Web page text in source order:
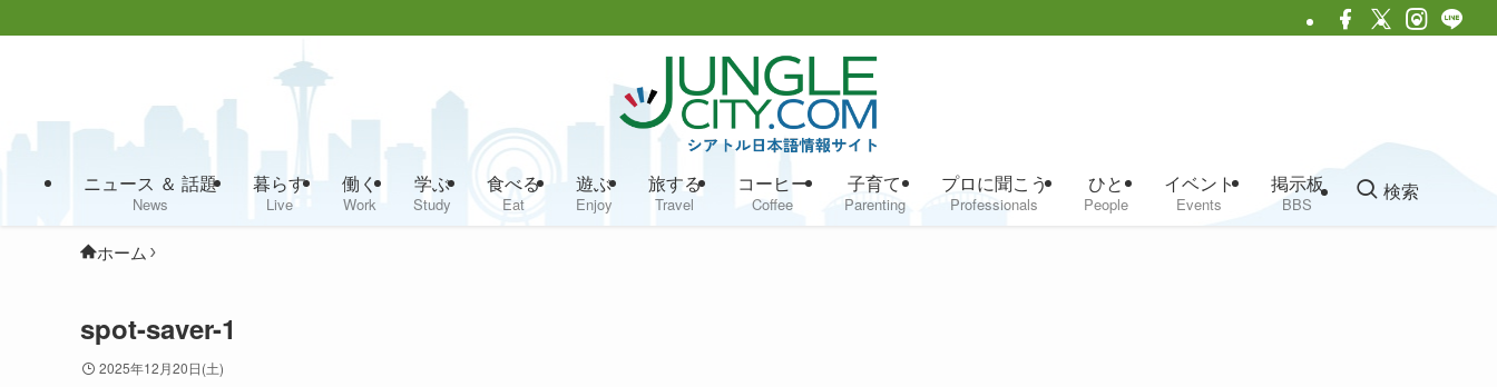
ニュース ＆ 話題
News
暮らす
Live
働く
Work
学ぶ
Study
食べる
Eat
遊ぶ
Enjoy
旅する
Travel
コーヒー
Coffee
子育て
Parenting
プロに聞こう
Professionals
ひと
People
イベント
Events
掲示板
BBS
検索
ホーム
spot-saver-1
2025年12月20日(土)